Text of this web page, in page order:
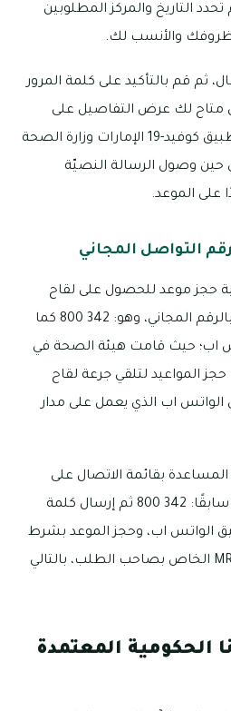
التاريخ والمركز المطلوبين
ظروفك والأنسب لك.
ثم قم بالتأكيد على كلمة المرور
متاح لك عرض التفاصيل على
الصفحة الخاصة بها في تطبيق كوفيد-19 الإمارات وزارة الصحة
حين وصول الرسالة النصيّة
على الموعد.
التواصل المجاني
حجز موعد للحصول على لقاح
كورونا في دبي عبر الاتصال بالرقم المجاني، وهو: 342 800 كما
اب؛ حيث قامت هيئة الصحة في
المواعيد لتلقي جرعة لقاح
الواتس اب الذي يعمل على مدار
بقائمة الاتصال على
الهاتف، وهو الرقم المذكور سابقًا: 342 800 ثم إرسال كلمة
الواتس اب، وحجز الموعد بشرط
توافر رقم السجل الطبّي MRN الخاص بصاحب الطلب، بالتالي
الحكومية المعتمدة